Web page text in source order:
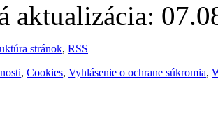
aktualizácia:
stránok, RSS
, Cookies, Vyhlásenie o ochrane súkromia,